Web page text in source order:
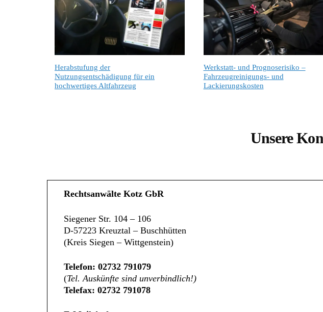
Herabstufung der
Nutzungsentschädigung für ein
hochwertiges Altfahrzeug
Werkstatt- und Prognoserisiko –
Fahrzeugreinigungs- und
Lackierungskosten
Unsere
Rechtsanwälte Kotz GbR
Siegener Str. 104 – 106
D-57223 Kreuztal – Buschhütten
(Kreis Siegen – Wittgenstein)
Telefon: 02732 791079
(Tel. Auskünfte sind unverbindlich!)
Telefax: 02732 791078